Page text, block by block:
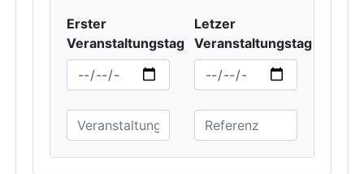
Erster
Veranstaltungstag
Letzer
Veranstaltungstag